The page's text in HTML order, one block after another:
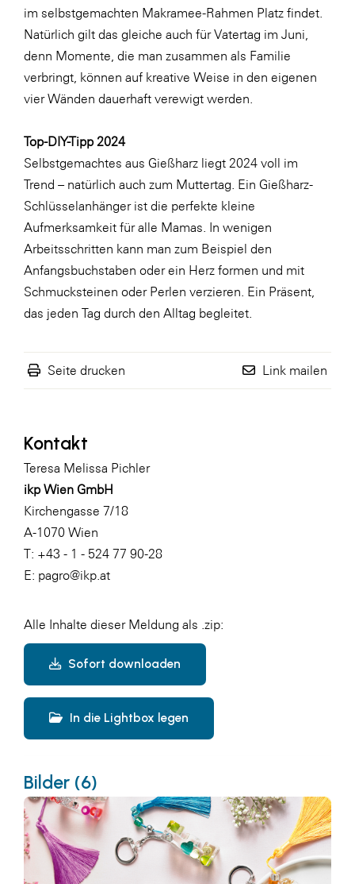
Trend Micro
TAG GmbH
VALETTA
Verband Druck Medien Österreich
WKS Fachgruppe Fahrzeughandel und
Fahrzeugtechnik
WKS Fachgruppe Finanzdienstleister
WK UBIT
Zühlke
Media
im selbstgemachten Makramee-Rahmen Platz findet.
Natürlich gilt das gleiche auch fürVatertag im Juni,
denn Momente, die man zusammen als Familie
verbringt, können auf kreative Weise in den eigenen
vier Wänden dauerhaft verewigt werden.
Top-DIY-Tipp 2024
Selbstgemachtes aus Gießharz liegt 2024 voll im
Trend – natürlich auch zum Muttertag. Ein Gießharz-
Schlüsselanhänger ist die perfekte kleine
Aufmerksamkeit für alle Mamas. In wenigen
Arbeitsschritten kann man zum Beispiel den
Anfangsbuchstaben oder ein Herz formen und mit
Schmucksteinen oder Perlen verzieren. Ein Präsent,
das jeden Tag durch den Alltag begleitet.
Seite drucken Link mailen
Kontakt
Teresa Melissa Pichler
ikp Wien GmbH
Kirchengasse 7/18
A-1070 Wien
T: +43 - 1 - 524 77 90-28
E: pagro@ikp.at
Alle Inhalte dieser Meldung als .zip:
Sofort downloaden
In die Lightbox legen
Bilder (6)